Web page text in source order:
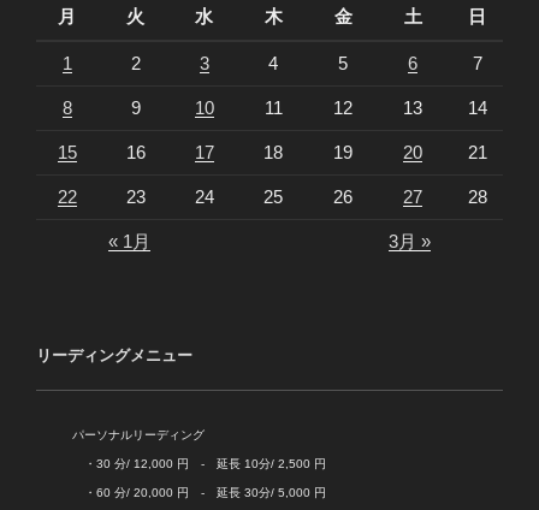
月
火 水 木 金 土 日
1 2 3 4 5 6 7
8 9 10 11 12 13 14
15 16 17 18 19 20 21
22 23 24 25 26 27 28
« 1月 3月 »
リーディングメニュー
パーソナルリーディング
・30 分/ 12,000 円 - 延長 10分/ 2,500 円
・60 分/ 20,000 円 - 延長 30分/ 5,000 円